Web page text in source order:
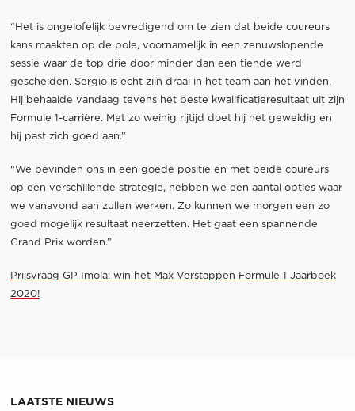
“Het is ongelofelijk bevredigend om te zien dat beide coureurs
kans maakten op de pole, voornamelijk in een zenuwslopende
sessie waar de top drie door minder dan een tiende werd
gescheiden. Sergio is echt zijn draai in het team aan het vinden.
Hij behaalde vandaag tevens het beste kwalificatieresultaat uit zijn
Formule 1-carrière. Met zo weinig rijtijd doet hij het geweldig en
hij past zich goed aan.”
“We bevinden ons in een goede positie en met beide coureurs
op een verschillende strategie, hebben we een aantal opties waar
we vanavond aan zullen werken. Zo kunnen we morgen een zo
goed mogelijk resultaat neerzetten. Het gaat een spannende
Grand Prix worden.”
Prijsvraag GP Imola: win het Max Verstappen Formule 1 Jaarboek
2020!
LAATSTE NIEUWS